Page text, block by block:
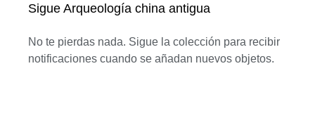
Sigue Arqueología china antigua
No te pierdas nada. Sigue la colección para recibir
notificaciones cuando se añadan nuevos objetos.